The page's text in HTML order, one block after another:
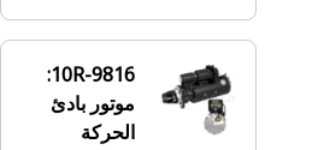
الشحن)
10R-9816:
موتور بادئ
الحركة